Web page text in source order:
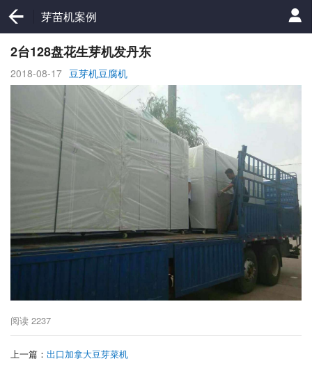
芽苗机案例
2台128盘花生芽机发丹东
2018-08-17 豆芽机豆腐机
阅读 2237
上一篇： 出口加拿大豆芽菜机